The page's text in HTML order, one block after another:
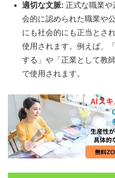
適切な文脈: 正式な職業
会的に認められた職業や
にも社会的にも正当とさ
使用されます。例えば、
する」や「正業として教
で使用されます。